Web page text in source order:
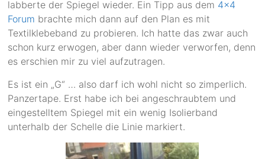
labberte der Spiegel wieder. Ein Tipp aus dem 4×4
Forum brachte mich dann auf den Plan es mit
Textilklebeband zu probieren. Ich hatte das zwar auch
schon kurz erwogen, aber dann wieder verworfen, denn
es erschien mir zu viel aufzutragen.
Es ist ein „G“ … also darf ich wohl nicht so zimperlich.
Panzertape. Erst habe ich bei angeschraubtem und
eingestelltem Spiegel mit ein wenig Isolierband
unterhalb der Schelle die Linie markiert.